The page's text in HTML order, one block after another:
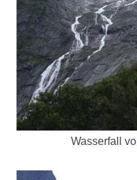
Wasserfall